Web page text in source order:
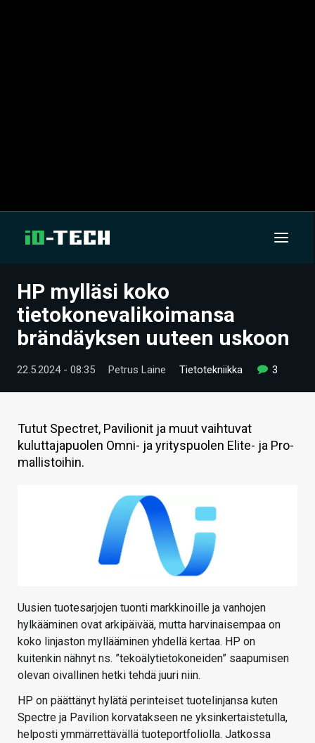
UUTISET
ARTIKKELIT
VIDEOT
TECHBBS
TIETOA
HINTA.FI
HP mylläsi koko
tietokonevalikoimansa
brändäyksen uuteen uskoon
22.5.2024 - 08:35 Petrus Laine Tietotekniikka 3
Tutut Spectret, Pavilionit ja muut vaihtuvat
kuluttajapuolen Omni- ja yrityspuolen Elite- ja Pro-
mallistoihin.
Uusien tuotesarjojen tuonti markkinoille ja vanhojen
hylkääminen ovat arkipäivää, mutta harvinaisempaa on
koko linjaston myllääminen yhdellä kertaa. HP on
kuitenkin nähnyt ns. ”tekoälytietokoneiden” saapumisen
olevan oivallinen hetki tehdä juuri niin.
HP on päättänyt hylätä perinteiset tuotelinjansa kuten
Spectre ja Pavilion korvatakseen ne yksinkertaistetulla,
helposti ymmärrettävällä tuoteportfoliolla. Jatkossa